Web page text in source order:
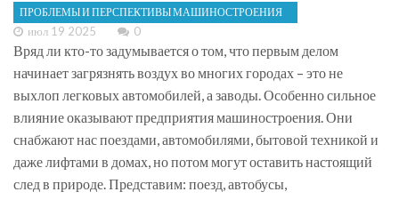
ПРОБЛЕМЫ И ПЕРСПЕКТИВЫ МАШИНОСТРОЕНИЯ
июл 19 2025 0
Вряд ли кто-то задумывается о том, что первым делом
начинает загрязнять воздух во многих городах – это не
выхлоп легковых автомобилей, а заводы. Особенно сильное
влияние оказывают предприятия машиностроения. Они
снабжают нас поездами, автомобилями, бытовой техникой и
даже лифтами в домах, но потом могут оставить настоящий
след в природе. Представим: поезд, автобусы,